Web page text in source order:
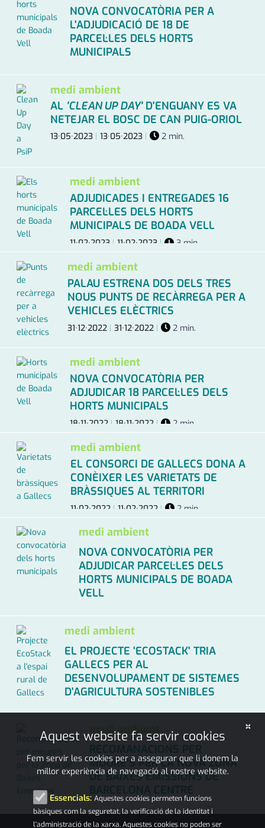
NOVA CONVOCATÒRIA PER A
L'ADJUDICACIÓ DE 18 DE
PARCEL·LES DELS HORTS
MUNICIPALS
03·09·2023|06·11·2023 | 2 min.
medi ambient
AL 'CLEAN UP DAY'D'ENGUANY ES VA
NETEJAR EL BOSC DE CAN PUIG-ORIOL
13·05·2023 | 13·05·2023 | 2 min.
medi ambient
ADJUDICADES I ENTREGADES 16
PARCEL·LES DELS HORTS
MUNICIPALS DE BOADA VELL
11·02·2023 | 11·02·2023 | 3 min.
medi ambient
PALAU ESTRENA DOS DELS TRES
NOUS PUNTS DE RECÀRREGA PER A
VEHICLES ELÈCTRICS
31·12·2022 | 31·12·2022 | 2 min.
medi ambient
NOVA CONVOCATÒRIA PER
ADJUDICAR 18 PARCEL·LES DELS
HORTS MUNICIPALS
18·11·2022 | 18·11·2022 | 2 min.
medi ambient
EL CONSORCI DE GALLECS DONA A
CONÈIXER LES VARIETATS DE
BRÀSSIQUES AL TERRITORI
11·02·2022 | 11·02·2022 | 2 min.
medi ambient
NOVA CONVOCATÒRIA PER
ADJUDICAR PARCEL·LES DELS
HORTS MUNICIPALS DE BOADA
VELL
22·10·2021|22·10·2021 | 2 min.
medi ambient
EL PROJECTE 'ECOSTACK' TRIA
GALLECS PER AL
DESENVOLUPAMENT DE SISTEMES
D'AGRICULTURA SOSTENIBLES
09·10·2021|09·10·2021 | 3 min.
medi ambient
RECOMANACIONS PER
MOURE'S PER LA NOVA ZONA
DE BAIXES EMISSIONS DE
BARCELONA CENTRE
19·01·2020|19·01·2020
×
Aquest website fa servir cookies
Fem servir les cookies per a assegurar que li donem la
millor experiència de navegació al nostre website.
Essencials: Aquestes cookies permeten funcions
bàsiques com la seguretat, la verificació de la identitat i
l'administració de la xarxa. Aquestes cookies no poden ser